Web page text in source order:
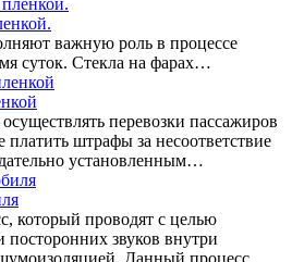
важную роль в процессе
суток. Стекла на фарах…
перевозки пассажиров
штрафы за несоответствие
установленным…
который проводят с целью
звуков внутри
Данный процесс